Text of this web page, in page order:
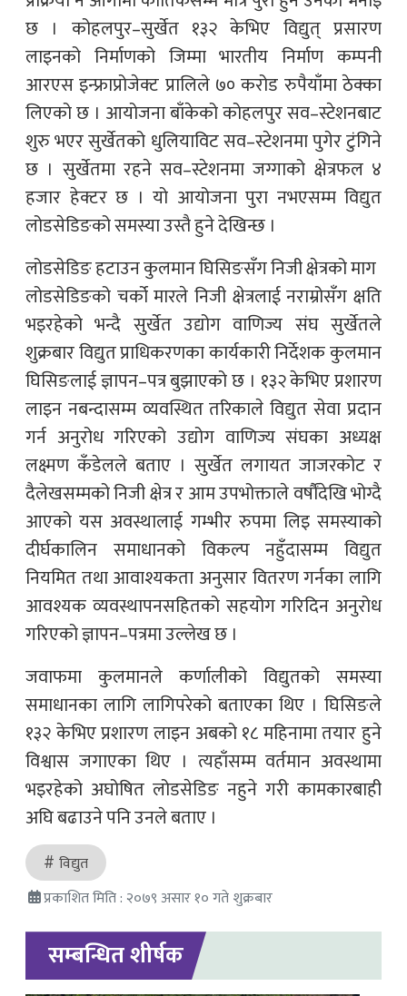
छ । कोहलपुर–सुर्खेत १३२ केभिए विद्युत् प्रसारण
लाइनको निर्माणको जिम्मा भारतीय निर्माण कम्पनी
आरएस इन्फ्राप्रोजेक्ट प्रालिले ७० करोड रुपैयाँमा ठेक्का
लिएको छ । आयोजना बाँकेको कोहलपुर सव–स्टेशनबाट
शुरु भएर सुर्खेतको धुलियाविट सव–स्टेशनमा पुगेर टुंगिने
छ । सुर्खेतमा रहने सव–स्टेशनमा जग्गाको क्षेत्रफल ४
हजार हेक्टर छ । यो आयोजना पुरा नभएसम्म विद्युत
लोडसेडिङको समस्या उस्तै हुने देखिन्छ ।
लोडसेडिङ हटाउन कुलमान घिसिङसँग निजी क्षेत्रको माग
लोडसेडिङको चर्को मारले निजी क्षेत्रलाई नराम्रोसँग क्षति
भइरहेको भन्दै सुर्खेत उद्योग वाणिज्य संघ सुर्खेतले
शुक्रबार विद्युत प्राधिकरणका कार्यकारी निर्देशक कुलमान
घिसिङलाई ज्ञापन–पत्र बुझाएको छ । १३२ केभिए प्रशारण
लाइन नबन्दासम्म व्यवस्थित तरिकाले विद्युत सेवा प्रदान
गर्न अनुरोध गरिएको उद्योग वाणिज्य संघका अध्यक्ष
लक्ष्मण कँडेलले बताए । सुर्खेत लगायत जाजरकोट र
दैलेखसम्मको निजी क्षेत्र र आम उपभोक्ताले वर्षौंदेखि भोग्दै
आएको यस अवस्थालाई गम्भीर रुपमा लिइ समस्याको
दीर्घकालिन समाधानको विकल्प नहुँदासम्म विद्युत
नियमित तथा आवाश्यकता अनुसार वितरण गर्नका लागि
आवश्यक व्यवस्थापनसहितको सहयोग गरिदिन अनुरोध
गरिएको ज्ञापन–पत्रमा उल्लेख छ ।
जवाफमा कुलमानले कर्णालीको विद्युतको समस्या
समाधानका लागि लागिपरेको बताएका थिए । घिसिङले
१३२ केभिए प्रशारण लाइन अबको १८ महिनामा तयार हुने
विश्वास जगाएका थिए । त्यहाँसम्म वर्तमान अवस्थामा
भइरहेको अघोषित लोडसेडिङ नहुने गरी कामकारबाही
अघि बढाउने पनि उनले बताए । ​
विद्युत
प्रकाशित मिति : २०७९ असार १० गते शुक्रबार
सम्बन्धित शीर्षक